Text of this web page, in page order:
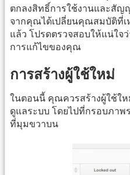
ตกลงสิทธิ์การใช้งานและสัญ
จากคุณได้เปลี่ยนคุณสมบัติที่
แล้ว โปรดตรวจสอบให้แน่ใ
การแก้ไขของคุณ
การสร้างผู้ใช้ใหม่
ในตอนนี้ คุณควรสร้างผู้ใช้ใ
ดูแลระบบ โดยไปที่กรอบภาพ
ที่มุมขวาบน